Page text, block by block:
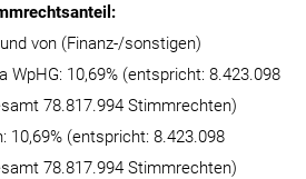
von (Finanz-/sonstigen)
WpHG: 10,69% (entspricht: 8.423.098
78.817.994 Stimmrechten)
10,69% (entspricht: 8.423.098
78.817.994 Stimmrechten)